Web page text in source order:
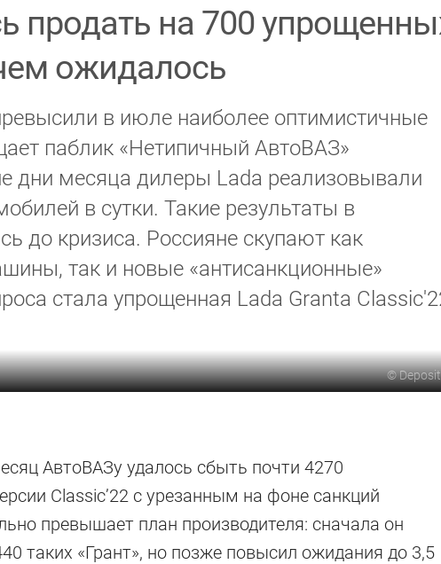
продать на 700
ожидалось
в июле наиболее оптимистичные
паблик «Нетипичный АвтоВАЗ»
дни месяца дилеры Lada реализовывали
в сутки. Такие результаты в
до кризиса. Россияне скупают как
так и новые «антисанкционные»
стала упрощенная Lada Granta
©
АвтоВАЗу удалось сбыть почти 4270
Classic’22 с урезанным на фоне санкций
превышает план производителя: сначала он
таких «Грант», но позже повысил ожидания до 3,5